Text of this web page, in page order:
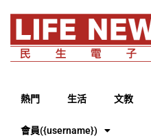
熱門 生活 文教
會員({username})